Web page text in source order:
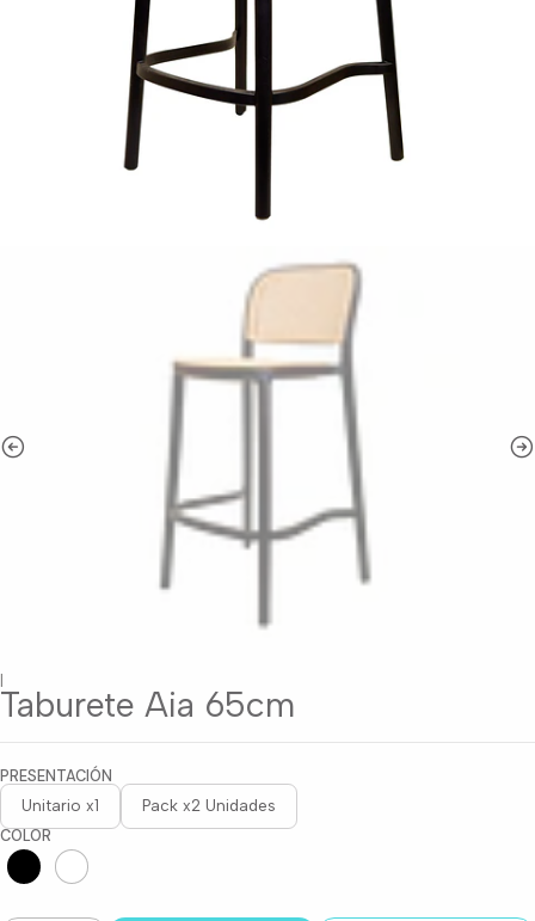
|
Taburete Aia 65cm
PRESENTACIÓN
Unitario x1 Pack x2 Unidades
COLOR